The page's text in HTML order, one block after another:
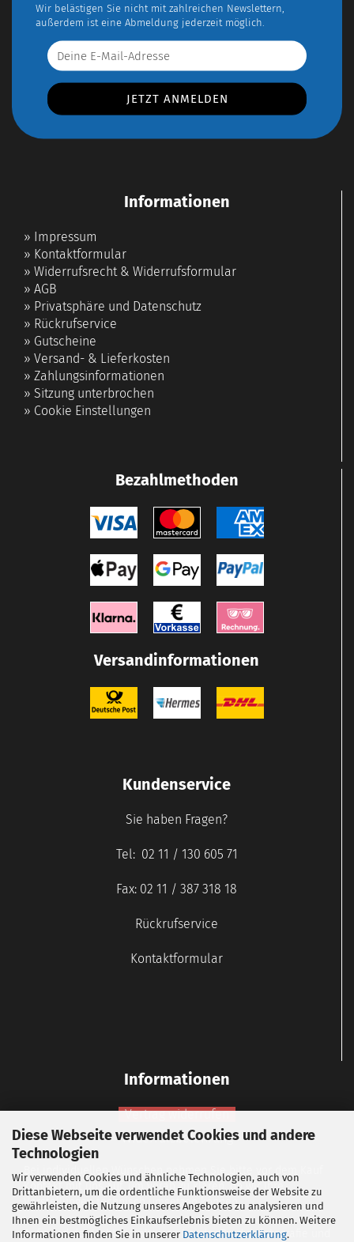
Diese Webseite verwendet Cookies und andere
Technologien
Wir verwenden Cookies und ähnliche Technologien, auch von
Drittanbietern, um die ordentliche Funktionsweise der Website zu
gewährleisten, die Nutzung unseres Angebotes zu analysieren und
Ihnen ein bestmögliches Einkaufserlebnis bieten zu können. Weitere
Informationen finden Sie in unserer Datenschutzerklärung.
Wir belästigen Sie nicht mit zahlreichen Newslettern,
außerdem ist eine Abmeldung jederzeit möglich.
Informationen
» Impressum
» Kontaktformular
» Widerrufsrecht & Widerrufsformular
» AGB
» Privatsphäre und Datenschutz
» Rückrufservice
» Gutscheine
» Versand- & Lieferkosten
» Zahlungsinformationen
» Sitzung unterbrochen
» Cookie Einstellungen
Bezahlmethoden
Versandinformationen
Kundenservice
Sie haben Fragen?
Tel: 02 11 / 130 605 71
Fax: 02 11 / 387 318 18
Rückrufservice
Kontaktformular
Informationen
Vertrag widerrufen
Widerrufsbelehrung
Bei individuellen Wünschen nehmen Sie bitte vor dem Kauf
Kontakt mit uns auf, um vorab zu klären, ob wir Ihre
Vorstellungen technisch umsetzen können.
Aufgrund der Lichtverhältnisse bei der Produktfotografie und